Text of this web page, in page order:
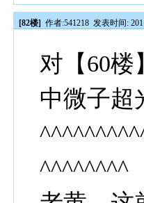
[82楼] 作者:541218 发表时间:
对【60楼
中微子超
^^^^^^^^